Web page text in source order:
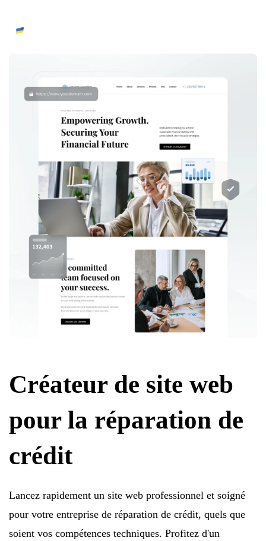
Créateur de site web
pour la réparation de
crédit
Lancez rapidement un site web professionnel et soigné
pour votre entreprise de réparation de crédit, quels que
soient vos compétences techniques. Profitez d'un